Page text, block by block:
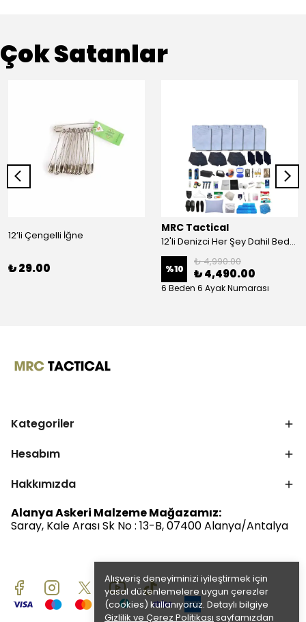
Alışveriş deneyiminizi iyileştirmek için
yasal düzenlemelere uygun çerezler
(cookies) kullanıyoruz. Detaylı bilgiye
Gizlilik ve Çerez Politikası sayfamızdan
Çok Satanlar
12’li Çengelli İğne
₺ 29.00
MRC Tactical
12'li Denizci Her Şey Dahil Bedelli Askerlik Seti
%10
₺ 4,990.00
₺ 4,490.00
6 Beden 6 Ayak Numarası
Kategoriler
Hesabım
Hakkımızda
Alanya Askeri Malzeme Mağazamız:
Saray, Kale Arası Sk No : 13-B, 07400 Alanya/Antalya